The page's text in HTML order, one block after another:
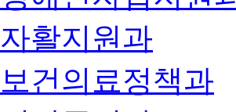
자활지원과
보건의료정책과